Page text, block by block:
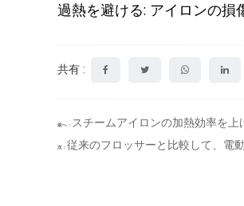
過熱を避ける: アイロンの損
共有 :
前へ： スチームアイロンの加熱効率を
次： 従来のフロッサーと比較して、電